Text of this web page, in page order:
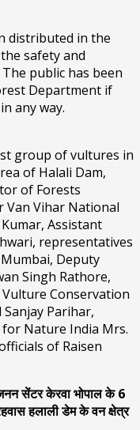
distributed in the
safety and
public has been
Department if
any way.
group of vultures in
of Halali Dam,
of Forests
Van Vihar National
Assistant
representatives
Deputy
Singh Rathore,
Vulture Conservation
Parihar,
Nature India Mrs.
of Raisen
सेंटर केरवा भोपाल के 6
हलाली डेम के वन क्षेत्र